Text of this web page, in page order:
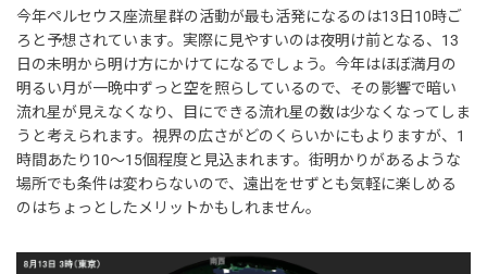
今年ペルセウス座流星群の活動が最も活発になるのは13日10時ご
ろと予想されています。実際に見やすいのは夜明け前となる、13
日の未明から明け方にかけてになるでしょう。今年はほぼ満月の
明るい月が一晩中ずっと空を照らしているので、その影響で暗い
流れ星が見えなくなり、目にできる流れ星の数は少なくなってしま
うと考えられます。視界の広さがどのくらいかにもよりますが、1
時間あたり10～15個程度と見込まれます。街明かりがあるような
場所でも条件は変わらないので、遠出をせずとも気軽に楽しめる
のはちょっとしたメリットかもしれません。